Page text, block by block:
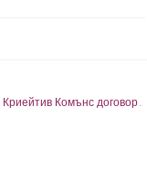
Криейтив Комънс договор.